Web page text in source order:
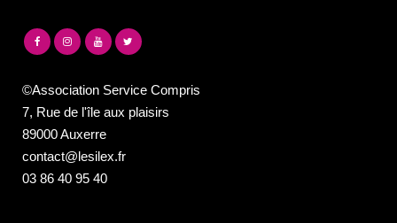
©Association Service Compris
7, Rue de l'île aux plaisirs
89000 Auxerre
contact@lesilex.fr
03 86 40 95 40